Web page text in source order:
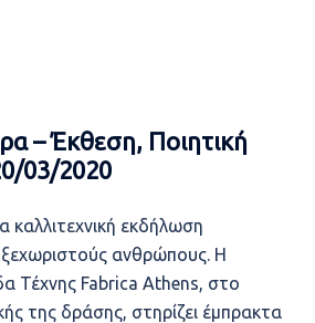
– Έκθεση, Ποιητική
03/2020
εκδήλωση
ανθρώπους. Η
Τέχνης Fabrica Athens, στο
της δράσης, στηρίζει έμπρακτα